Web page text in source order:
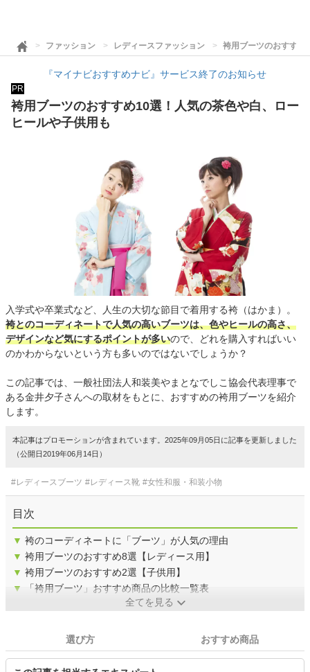
ファッション レディースファッション 袴用ブーツのおすすめ
『マイナビおすすめナビ』サービス終了のお知らせ
PR
袴用ブーツのおすすめ10選！人気の茶色や白、ロー
ヒールや子供用も
入学式や卒業式など、人生の大切な節目で着用する袴（はかま）。
袴とのコーディネートで人気の高いブーツは、色やヒールの高さ、
デザインなど気にするポイントが多いので、どれを購入すればいい
のかわからないという方も多いのではないでしょうか？
この記事では、一般社団法人和装美やまとなでしこ協会代表理事で
ある金井夕子さんへの取材をもとに、おすすめの袴用ブーツを紹介
します。
本記事はプロモーションが含まれています。2025年09月05日に記事を更新しました
（公開日2019年06月14日）
#レディースブーツ #レディース靴 #女性和服・和装小物
目次
▼ 袴のコーディネートに「ブーツ」が人気の理由
▼ 袴用ブーツのおすすめ8選【レディース用】
▼ 袴用ブーツのおすすめ2選【子供用】
▼
「袴用ブーツ」おすすめ商品の比較一覧表
全てを見る
選び方 おすすめ商品